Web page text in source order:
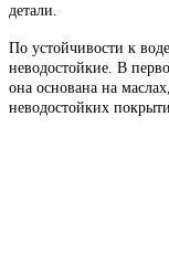
детали.
По устойчивости к
неводостойкие. В
она основана на
неводостойких